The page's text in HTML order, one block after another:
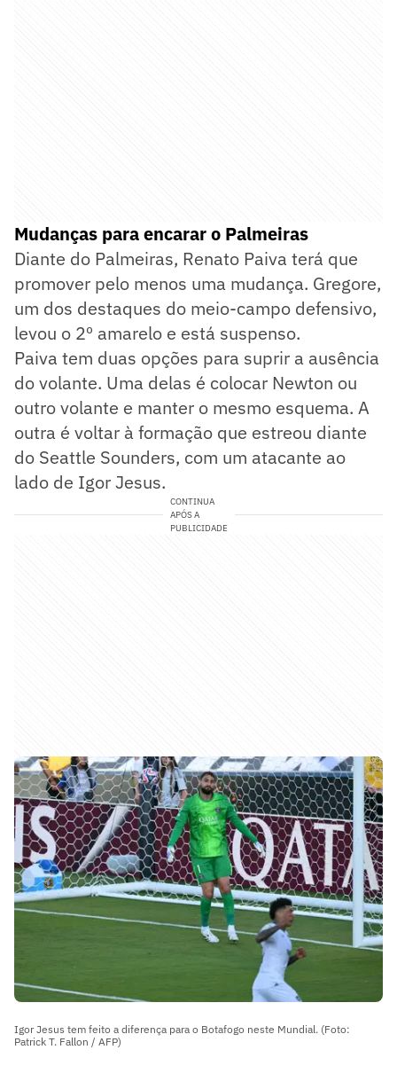
Mudanças para encarar o Palmeiras
Diante do Palmeiras, Renato Paiva terá que
promover pelo menos uma mudança. Gregore,
um dos destaques do meio-campo defensivo,
levou o 2º amarelo e está suspenso.
Paiva tem duas opções para suprir a ausência
do volante. Uma delas é colocar Newton ou
outro volante e manter o mesmo esquema. A
outra é voltar à formação que estreou diante
do Seattle Sounders, com um atacante ao
lado de Igor Jesus.
CONTINUA
APÓS A
PUBLICIDADE
Igor Jesus tem feito a diferença para o Botafogo neste Mundial. (Foto:
Patrick T. Fallon / AFP)